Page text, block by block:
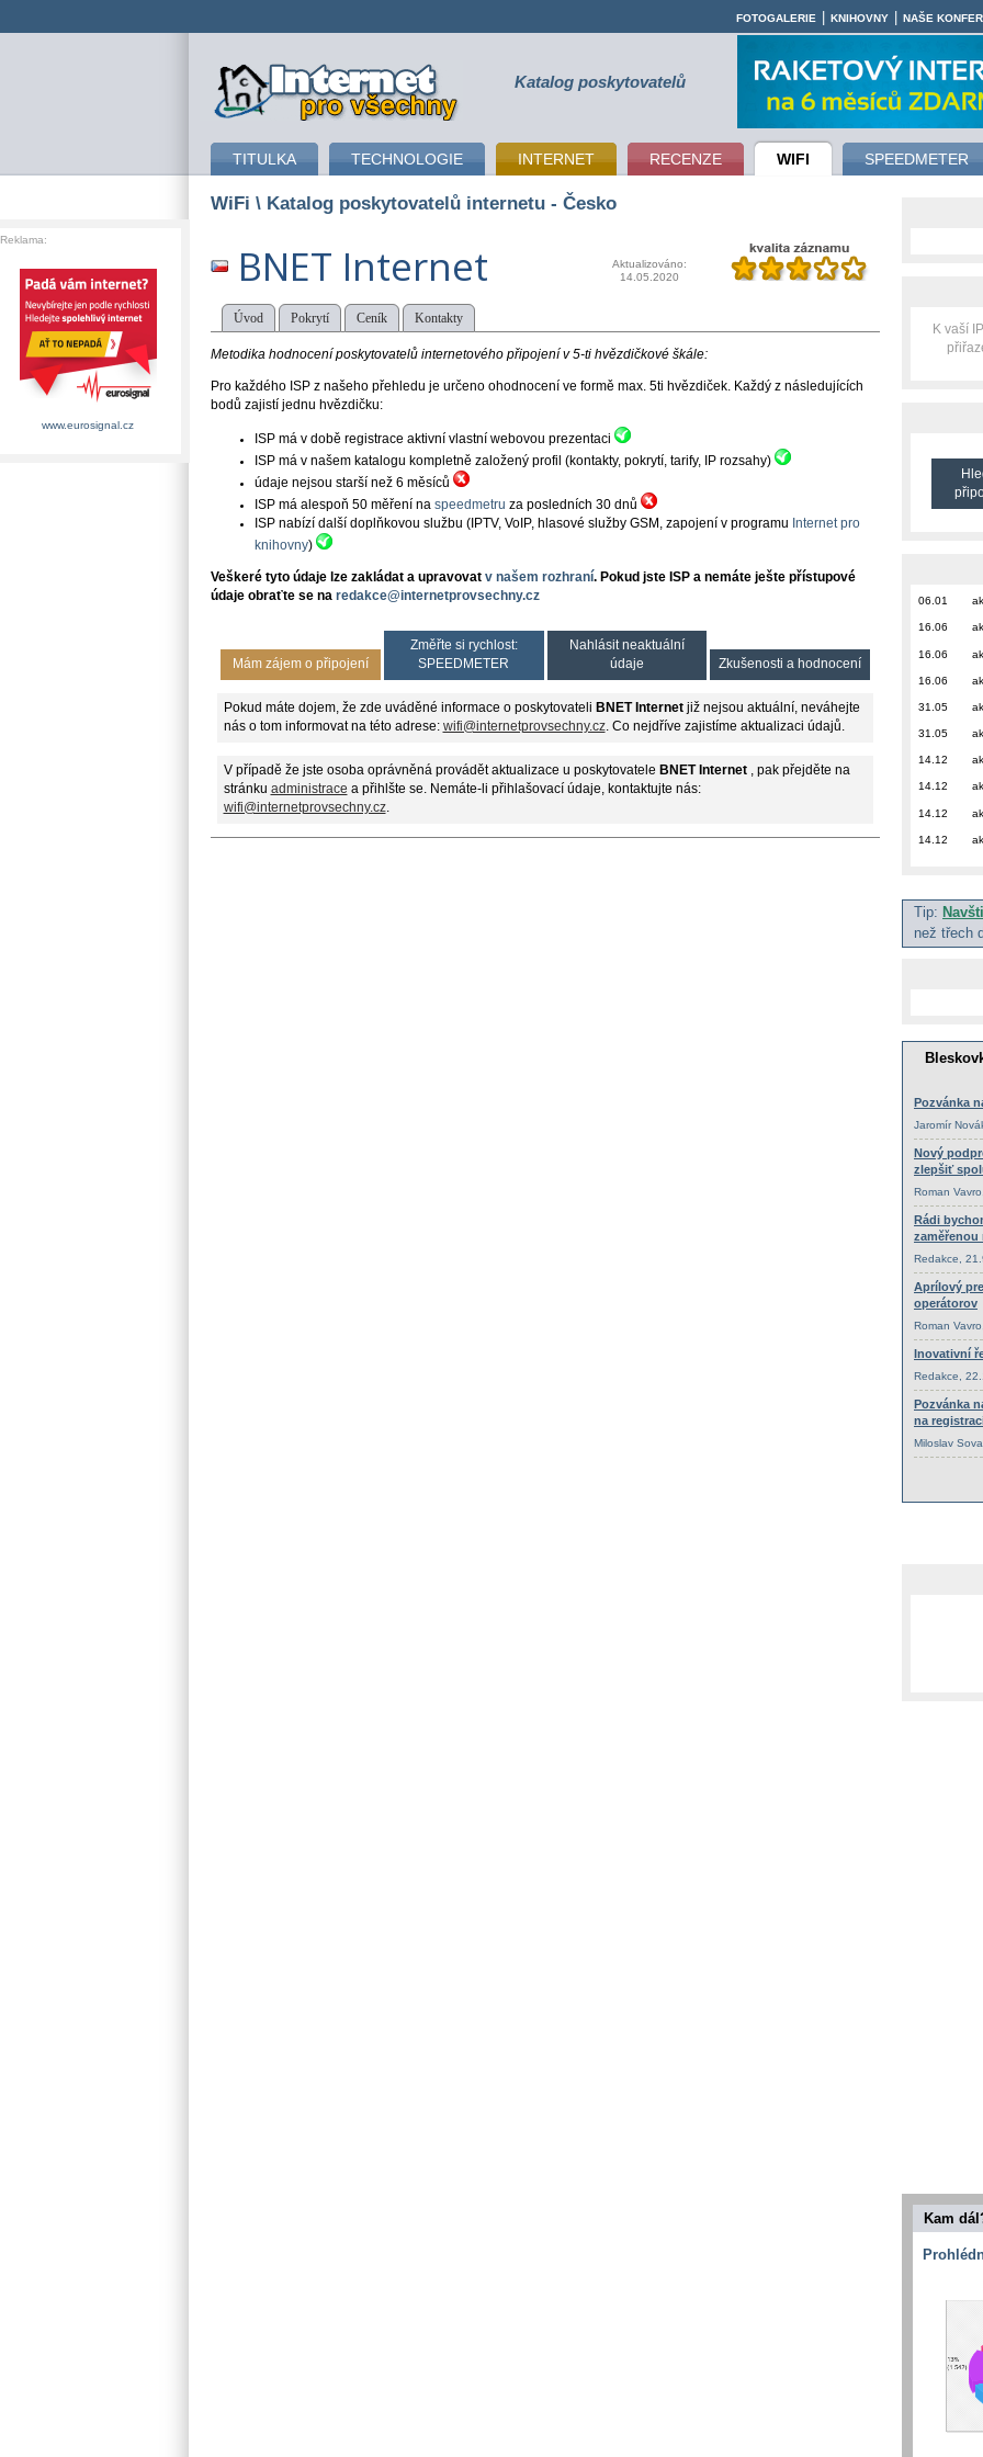
připojení k internetu Katalog poskytovatelů
TITULKA TECHNOLOGIE INTERNET RECENZE WIFI SPEEDMETER
FOTOGALERIE KNIHOVNY NAŠE
WiFi \ Katalog poskytovatelů internetu - Česko
BNET Internet
Aktualizováno:
14.05.2020
Úvod Pokrytí Ceník Kontakty
Metodika hodnocení poskytovatelů internetového připojení v 5-ti hvězdičkové škále:
Pro každého ISP z našeho přehledu je určeno ohodnocení ve formě max. 5ti hvězdiček. Každý z následujících
bodů zajistí jednu hvězdičku:
ISP má v době registrace aktivní vlastní webovou prezentaci
ISP má v našem katalogu kompletně založený profil (kontakty, pokrytí, tarify, IP rozsahy)
údaje nejsou starší než 6 měsíců
ISP má alespoň 50 měření na speedmetru za posledních 30 dnů
ISP nabízí další doplňkovou službu (IPTV, VoIP, hlasové služby GSM, zapojení v programu Internet pro
knihovny)
Veškeré tyto údaje lze zakládat a upravovat v našem rozhraní. Pokud jste ISP a nemáte ješte přístupové
údaje obraťte se na redakce@internetprovsechny.cz
Mám zájem o připojení
Změřte si rychlost:
SPEEDMETER
Nahlásit neaktuální
údaje
Zkušenosti a hodnocení
Pokud máte dojem, že zde uváděné informace o poskytovateli BNET Internet již nejsou aktuální, neváhejte
nás o tom informovat na této adrese: wifi@internetprovsechny.cz. Co nejdříve zajistíme aktualizaci údajů.
V případě že jste osoba oprávněná provádět aktualizace u poskytovatele BNET Internet
, pak přejděte na
stránku administrace a přihlšte se. Nemáte-li přihlašovací údaje, kontaktujte nás:
wifi@internetprovsechny.cz.
K vaší
06.01
16.06
16.06
16.06
31.05
31.05
14.12
14.12
14.12
14.12
Tip:
než třech
Kam
Reklama:
www.eurosignal.cz